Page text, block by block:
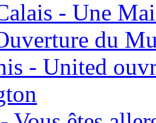
- Une
du
- United